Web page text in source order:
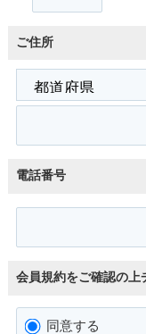
ご住所
電話番号
会員規約をご確認の上
同意する